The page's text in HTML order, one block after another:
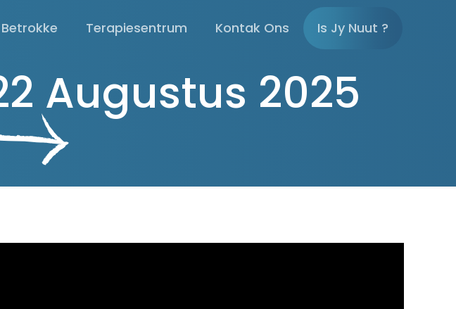
Terapiesentrum Kontak Ons Is Jy Nuut ?
Augustus 2025